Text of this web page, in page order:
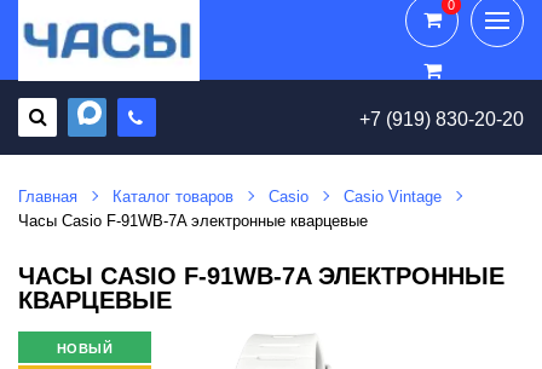
+7 (919) 830-20-20
0
0
Главная Каталог товаров Casio
Casio Vintage
Часы Casio F-91WB-7A электронные кварцевые
ЧАСЫ CASIO F-91WB-7A ЭЛЕКТРОННЫЕ
КВАРЦЕВЫЕ
НОВЫЙ